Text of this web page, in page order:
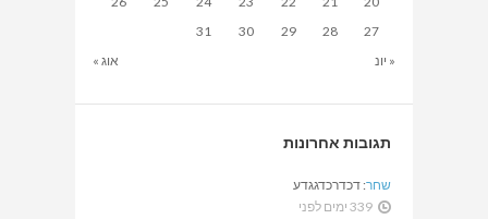
« יונ אוג »
27
28
29
30
31
תגובות אחרונות
שחר: דכדרכדגגדע
339 ימים לפני